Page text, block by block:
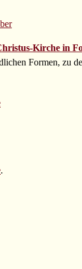
Kirche in
Formen, zu
.